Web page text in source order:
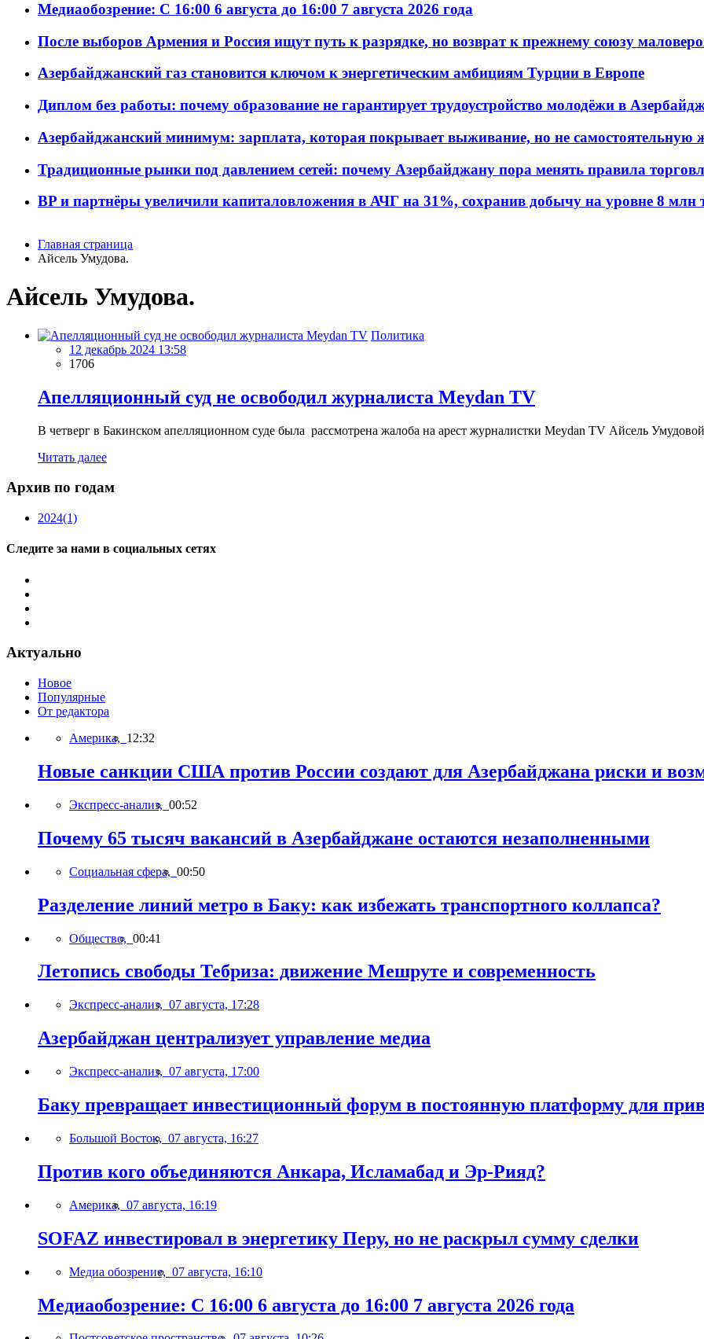
Медиаобозрение: С 16:00 6 августа до 16:00 7 августа 2026 года
После выборов Армения и Россия ищут путь к разрядке, но возврат к прежнему союзу
Азербайджанский газ становится ключом к энергетическим амбициям Турции в Европе
Диплом без работы: почему образование не гарантирует трудоустройство молодёжи в
Азербайджанский минимум: зарплата, которая покрывает выживание, но не самостоятельную
Традиционные рынки под давлением сетей: почему Азербайджану пора менять правила
BP и партнёры увеличили капиталовложения в АЧГ на 31%, сохранив добычу на уровне 8 млн
Главная страница
Айсель Умудова.
Айсель Умудова.
Политика
12 декабрь 2024 13:58
1706
Апелляционный суд не освободил журналиста Meydan TV
В четверг в Бакинском апелляционном суде была рассмотрена жалоба на арест журналистки Meydan TV Айсель
Читать далее
Архив по годам
2024(1)
Следите за нами в социальных сетях
Актуально
Новое
Популярные
От редактора
Америка, 12:32
Новые санкции США против России создают для Азербайджана риски и
Экспресс-анализ, 00:52
Почему 65 тысяч вакансий в Азербайджане остаются незаполненными
Социальная сфера, 00:50
Разделение линий метро в Баку: как избежать транспортного коллапса?
Общество, 00:41
Летопись свободы Тебриза: движение Мешруте и современность
Экспресс-анализ, 07 августа, 17:28
Азербайджан централизует управление медиа
Экспресс-анализ, 07 августа, 17:00
Баку превращает инвестиционный форум в постоянную платформу для
Большой Восток, 07 августа, 16:27
Против кого объединяются Анкара, Исламабад и Эр-Рияд?
Америка, 07 августа, 16:19
SOFAZ инвестировал в энергетику Перу, но не раскрыл сумму сделки
Медиа обозрение, 07 августа, 16:10
Медиаобозрение: С 16:00 6 августа до 16:00 7 августа 2026 года